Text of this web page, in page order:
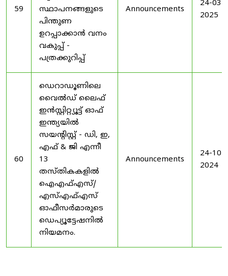
59
സ്ഥാപനങ്ങളുടെ
പിന്തുണ
ഉറപ്പാക്കാൻ വനം
വകുപ്പ് -
പത്രക്കുറിപ്പ്
Announcements
24-03-
2025
60
ഡെറാഡൂണിലെ
വൈൽഡ് ലൈഫ്
ഇൻസ്റ്റിറ്റ്യൂട്ട് ഓഫ്
ഇന്ത്യയിൽ
സയൻ്റിസ്റ്റ് - ഡി, ഇ,
എഫ് & ജി എന്നീ
13
തസ്തികകളിൽ
ഐഎഫ്എസ്/
എസ്എഫ്എസ്
ഓഫീസർമാരുടെ
ഡെപ്യൂട്ടേഷനിൽ
നിയമനം.
Announcements
24-10-
2024